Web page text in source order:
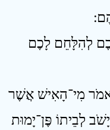
׃
לְהִלָּחֵם לָכֶם
מִי־הָאִישׁ אֲשֶׁר
לְבֵיתוֹ פֶּן־יָמוּת